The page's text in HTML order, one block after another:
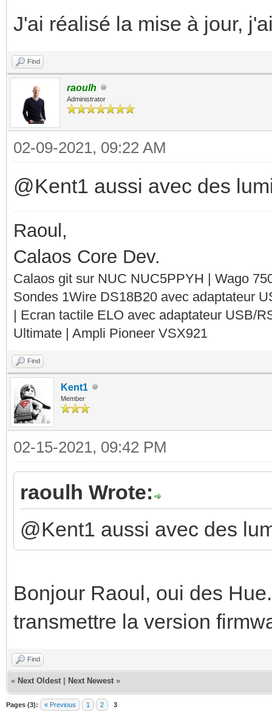
J'ai réalisé la mise à jour,
Find
raoulh
Administrator
02-09-2021, 09:22 AM
@Kent1 aussi avec des
Raoul,
Calaos Core Dev.
Calaos git sur NUC NUC5PPYH | Wago
Sondes 1Wire DS18B20 avec adaptateur
| Ecran tactile ELO avec adaptateur USB/
Ultimate | Ampli Pioneer VSX921
Find
Kent1
Member
02-15-2021, 09:42 PM
raoulh Wrote:
@Kent1 aussi avec des
Bonjour Raoul, oui des
transmettre la version
Find
« Next Oldest Next Newest »
Pages (3): « Previous 1 2 3